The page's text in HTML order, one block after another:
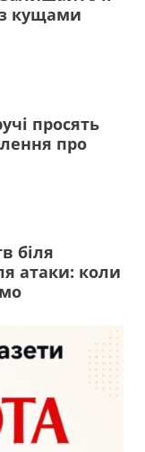
кущами
просять
про
біля
атаки: коли